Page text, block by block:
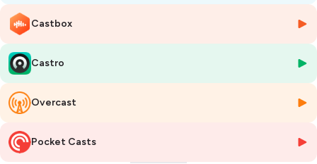
Castbox
Castro
Overcast
Pocket Casts